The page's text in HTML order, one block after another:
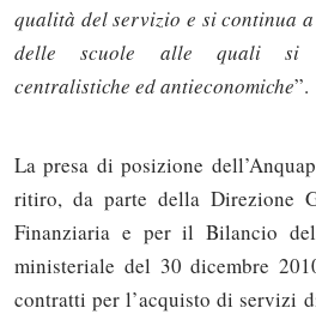
qualità del servizio e si continua
delle scuole alle quali si
centralistiche ed antieconomiche”.
La presa di posizione
ritiro, da parte della Direzione
Finanziaria e per il Bilancio
ministeriale del 30 dicembre
contratti per l’acquisto di servizi